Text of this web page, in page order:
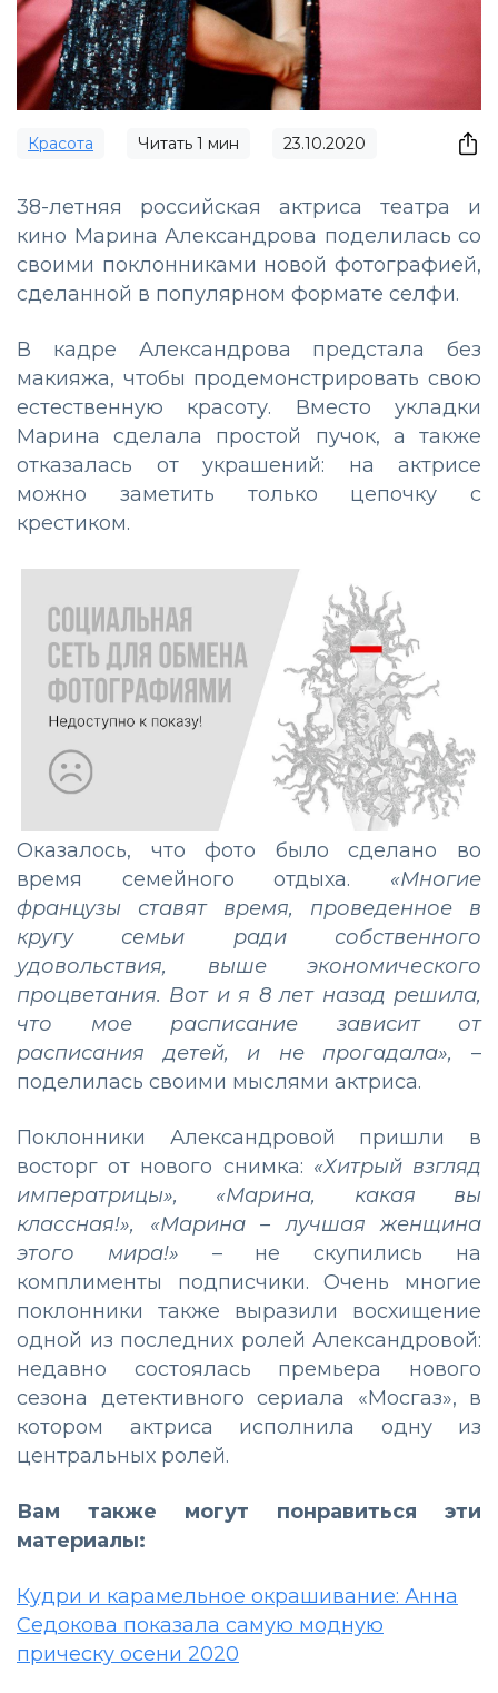
Красота Читать 1 мин 23.10.2020
38-летняя российская актриса театра и
кино Марина Александрова поделилась со
своими поклонниками новой фотографией,
сделанной в популярном формате селфи.
В кадре Александрова предстала без
макияжа, чтобы продемонстрировать свою
естественную красоту. Вместо укладки
Марина сделала простой пучок, а также
отказалась от украшений: на актрисе
можно заметить только цепочку с
крестиком.
Оказалось, что фото было сделано во
время семейного отдыха. «Многие
французы ставят время, проведенное в
кругу семьи ради собственного
удовольствия, выше экономического
процветания. Вот и я 8 лет назад решила,
что мое расписание зависит от
расписания детей, и не прогадала»,
–
поделилась своими мыслями актриса.
Поклонники Александровой пришли в
восторг от нового снимка: «Хитрый взгляд
императрицы», «Марина, какая вы
классная!», «Марина – лучшая женщина
этого мира!» – не скупились на
комплименты подписчики. Очень многие
поклонники также выразили восхищение
одной из последних ролей Александровой:
недавно состоялась премьера нового
сезона детективного сериала «Мосгаз», в
котором актриса исполнила одну из
центральных ролей.
Вам также могут понравиться эти
материалы:
Кудри и карамельное окрашивание: Анна
Седокова показала самую модную
прическу осени 2020